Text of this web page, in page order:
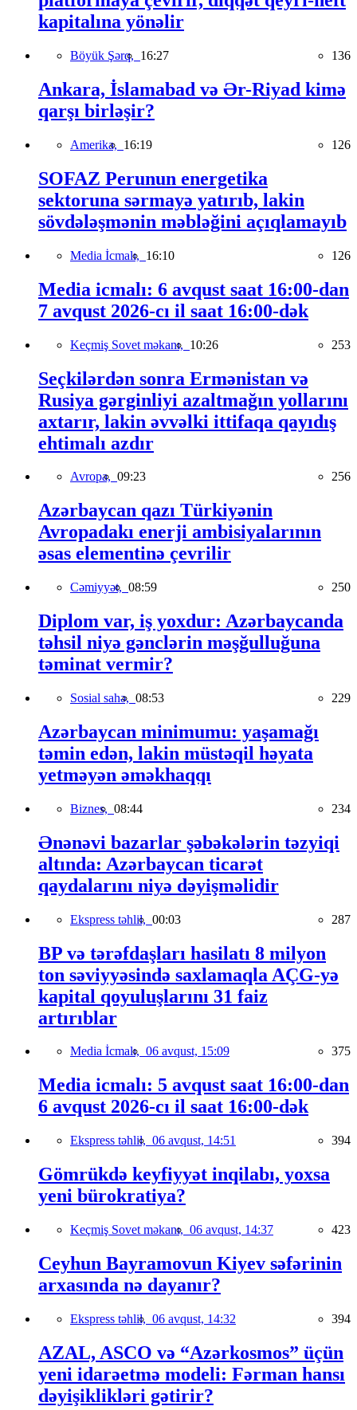
kapitalına yönəlir
Böyük Şərq, 16:27 136
Ankara, İslamabad və Ər-Riyad kimə
qarşı birləşir?
Amerika, 16:19 126
SOFAZ Perunun energetika
sektoruna sərmayə yatırıb, lakin
sövdələşmənin məbləğini açıqlamayıb
Media İcmalı, 16:10 126
Media icmalı: 6 avqust saat 16:00-dan
7 avqust 2026-cı il saat 16:00-dək
Keçmiş Sovet məkanı, 10:26 253
Seçkilərdən sonra Ermənistan və
Rusiya gərginliyi azaltmağın yollarını
axtarır, lakin əvvəlki ittifaqa qayıdış
ehtimalı azdır
Avropa, 09:23 256
Azərbaycan qazı Türkiyənin
Avropadakı enerji ambisiyalarının
əsas elementinə çevrilir
Cəmiyyət, 08:59 250
Diplom var, iş yoxdur: Azərbaycanda
təhsil niyə gənclərin məşğulluğuna
təminat vermir?
Sosial sahə, 08:53 229
Azərbaycan minimumu: yaşamağı
təmin edən, lakin müstəqil həyata
yetməyən əməkhaqqı
Biznes, 08:44 234
Ənənəvi bazarlar şəbəkələrin təzyiqi
altında: Azərbaycan ticarət
qaydalarını niyə dəyişməlidir
Ekspress təhlil, 00:03 287
BP və tərəfdaşları hasilatı 8 milyon
ton səviyyəsində saxlamaqla AÇG-yə
kapital qoyuluşlarını 31 faiz
artırıblar
Media İcmalı, 06 avqust, 15:09 375
Media icmalı: 5 avqust saat 16:00-dan
6 avqust 2026-cı il saat 16:00-dək
Ekspress təhlil, 06 avqust, 14:51 394
Gömrükdə keyfiyyət inqilabı, yoxsa
yeni bürokratiya?
Keçmiş Sovet məkanı, 06 avqust, 14:37 423
Ceyhun Bayramovun Kiyev səfərinin
arxasında nə dayanır?
Ekspress təhlil, 06 avqust, 14:32 394
AZAL, ASCO və “Azərkosmos” üçün
yeni idarəetmə modeli: Fərman hansı
dəyişiklikləri gətirir?